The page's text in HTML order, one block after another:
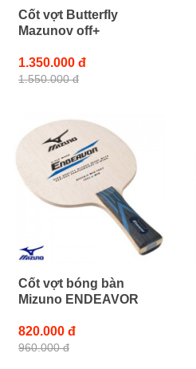
Cốt vợt Butterfly
Mazunov off+
1.350.000 đ
1.550.000 đ
Cốt vợt bóng bàn
Mizuno ENDEAVOR
820.000 đ
960.000 đ